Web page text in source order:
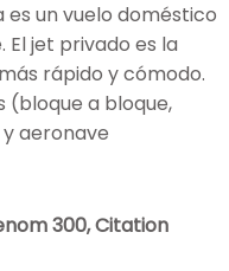
es un vuelo doméstico
jet privado es la
rápido y cómodo.
(bloque a bloque,
aeronave
300, Citation